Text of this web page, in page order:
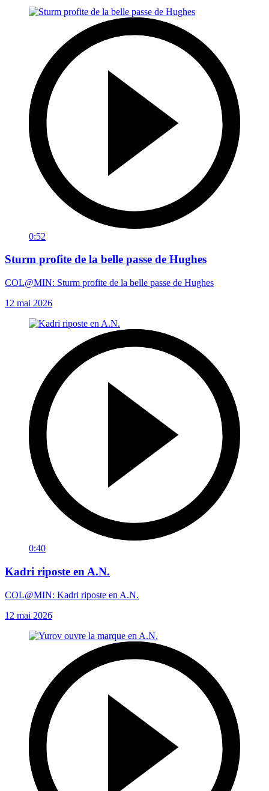
0:52
Sturm profite de la belle passe de Hughes
COL@MIN: Sturm profite de la belle passe de Hughes
12 mai 2026
0:40
Kadri riposte en A.N.
COL@MIN: Kadri riposte en A.N.
12 mai 2026